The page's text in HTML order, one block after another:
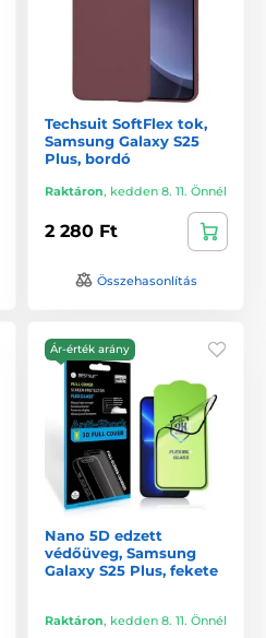
Techsuit SoftFlex tok,
Samsung Galaxy S25
Plus, bordó
Raktáron, kedden 8. 11. Önnél
2 280 Ft
Összehasonlítás
Ár-érték arány
Nano 5D edzett
védőüveg, Samsung
Galaxy S25 Plus, fekete
Raktáron, kedden 8. 11. Önnél